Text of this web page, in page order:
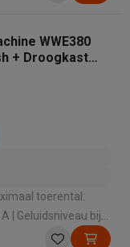
WWE380
+ Droogkast
toerental:
bij
wasmiddel: